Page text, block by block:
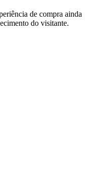
de compra ainda
do visitante.